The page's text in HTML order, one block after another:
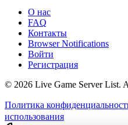
О нас
FAQ
Контакты
Browser Notifications
Войти
Регистрация
© 2026 Live Game Server List.
Политика
использования